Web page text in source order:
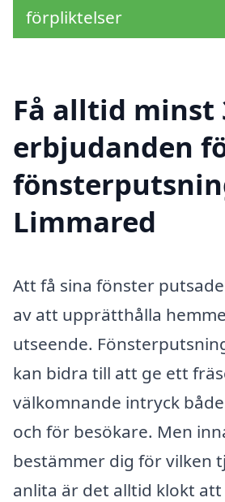
förpliktelser
Få alltid minst
erbjudanden
Limmared
Att få sina fönster
av att upprätthålla
utseende.
kan bidra till att ge ett
välkomnande intryck
och för besökare. Men
bestämmer dig för vilken
anlita är det alltid klokt